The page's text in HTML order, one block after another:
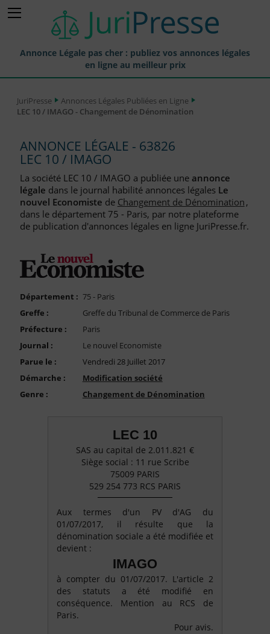
Annonce Légale pas cher : publiez vos annonces légales
en ligne au meilleur prix
Annonces Légales Publiées
Journaux Habilités (JAL) Annonces Légales
Départements pour la Publication d'Annonces Légales
Liste des Greffes
Liste des CCI
FAQ
Nous Contacter
Compte PRO
JuriPresse
Annonces Légales Publiées en Ligne
LEC 10 / IMAGO - Changement de Dénomination
ANNONCE LÉGALE - 63826
LEC 10 / IMAGO
La société LEC 10 / IMAGO a publiée une annonce
légale dans le journal habilité annonces légales Le
nouvel Economiste de Changement de Dénomination,
dans le département 75 - Paris, par notre plateforme
de publication d'annonces légales en ligne JuriPresse.fr.
Département : 75 - Paris
Greffe :
Greffe du Tribunal de Commerce de Paris
Préfecture :
Paris
Journal :
Le nouvel Economiste
Parue le :
Vendredi 28 Juillet 2017
Démarche :
Modification société
Genre :
Changement de Dénomination
LEC 10
SAS au capital de 2.011.821 €
Siège social : 11 rue Scribe
75009 PARIS
529 254 773 RCS PARIS
Aux termes d'un PV d'AG du
01/07/2017, il résulte que la
dénomination sociale a été modifiée et
devient :
IMAGO
à compter du 01/07/2017. L'article 2
des statuts a été modifié en
conséquence. Mention au RCS de
Paris.
Pour avis.